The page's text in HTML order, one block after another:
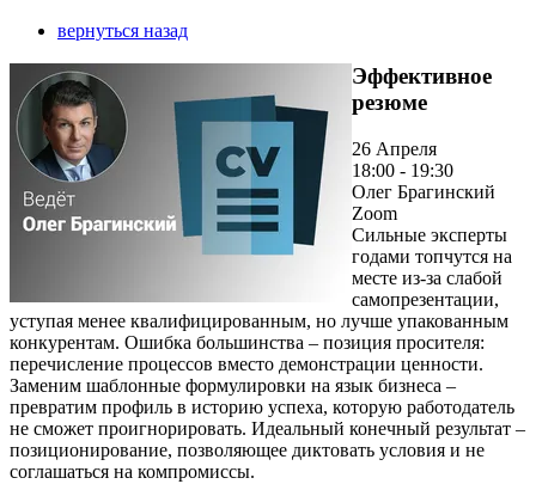
вернуться назад
Эффективное
резюме
26 Апреля
18:00 - 19:30
Олег Брагинский
Zoom
Сильные эксперты
годами топчутся на
месте из-за слабой
самопрезентации,
уступая менее квалифицированным, но лучше упакованным
конкурентам. Ошибка большинства – позиция просителя:
перечисление процессов вместо демонстрации ценности.
Заменим шаблонные формулировки на язык бизнеса –
превратим профиль в историю успеха, которую работодатель
не сможет проигнорировать. Идеальный конечный результат –
позиционирование, позволяющее диктовать условия и не
соглашаться на компромиссы.